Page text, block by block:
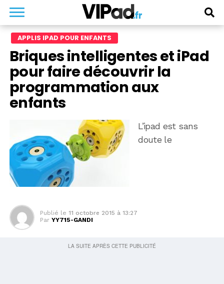
APPLIS IPAD POUR ENFANTS
Briques intelligentes et iPad
pour faire découvrir la
programmation aux
enfants
L’ipad est sans
doute le
Publié le 11 octobre 2015 à 13:27
Par YY715-GANDI